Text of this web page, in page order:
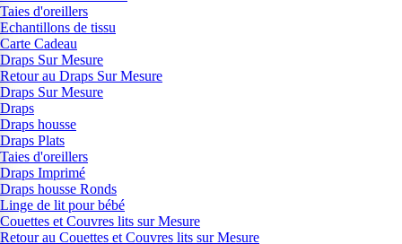
Taies d'oreillers
Echantillons de tissu
Carte Cadeau
Draps Sur Mesure
Retour au Draps Sur Mesure
Draps Sur Mesure
Draps
Draps housse
Draps Plats
Taies d'oreillers
Draps Imprimé
Draps housse Ronds
Linge de lit pour bébé
Couettes et Couvres lits sur Mesure
Retour au Couettes et Couvres lits sur Mesure